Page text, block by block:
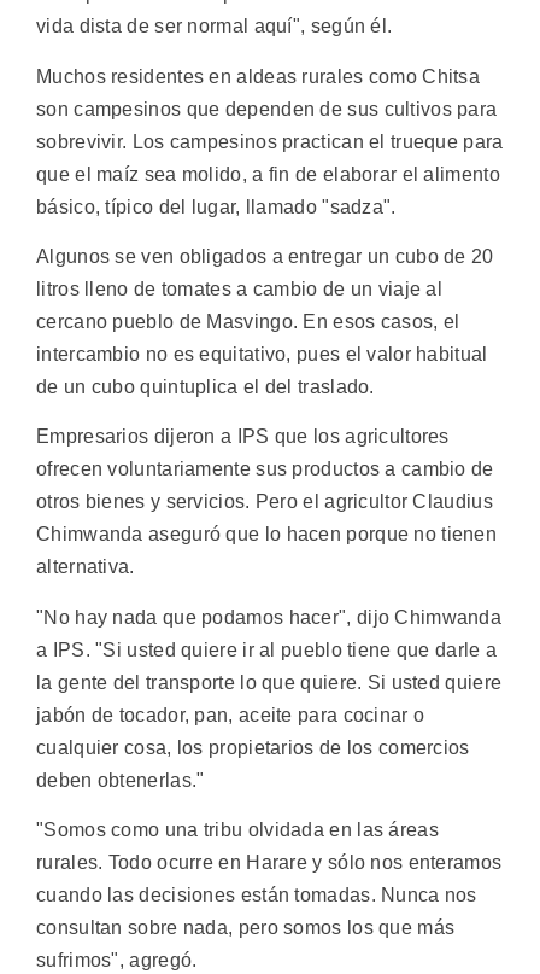
vida dista de ser normal aquí", según él.
Muchos residentes en aldeas rurales como Chitsa
son campesinos que dependen de sus cultivos para
sobrevivir. Los campesinos practican el trueque para
que el maíz sea molido, a fin de elaborar el alimento
básico, típico del lugar, llamado "sadza".
Algunos se ven obligados a entregar un cubo de 20
litros lleno de tomates a cambio de un viaje al
cercano pueblo de Masvingo. En esos casos, el
intercambio no es equitativo, pues el valor habitual
de un cubo quintuplica el del traslado.
Empresarios dijeron a IPS que los agricultores
ofrecen voluntariamente sus productos a cambio de
otros bienes y servicios. Pero el agricultor Claudius
Chimwanda aseguró que lo hacen porque no tienen
alternativa.
"No hay nada que podamos hacer", dijo Chimwanda
a IPS. "Si usted quiere ir al pueblo tiene que darle a
la gente del transporte lo que quiere. Si usted quiere
jabón de tocador, pan, aceite para cocinar o
cualquier cosa, los propietarios de los comercios
deben obtenerlas."
"Somos como una tribu olvidada en las áreas
rurales. Todo ocurre en Harare y sólo nos enteramos
cuando las decisiones están tomadas. Nunca nos
consultan sobre nada, pero somos los que más
sufrimos", agregó.